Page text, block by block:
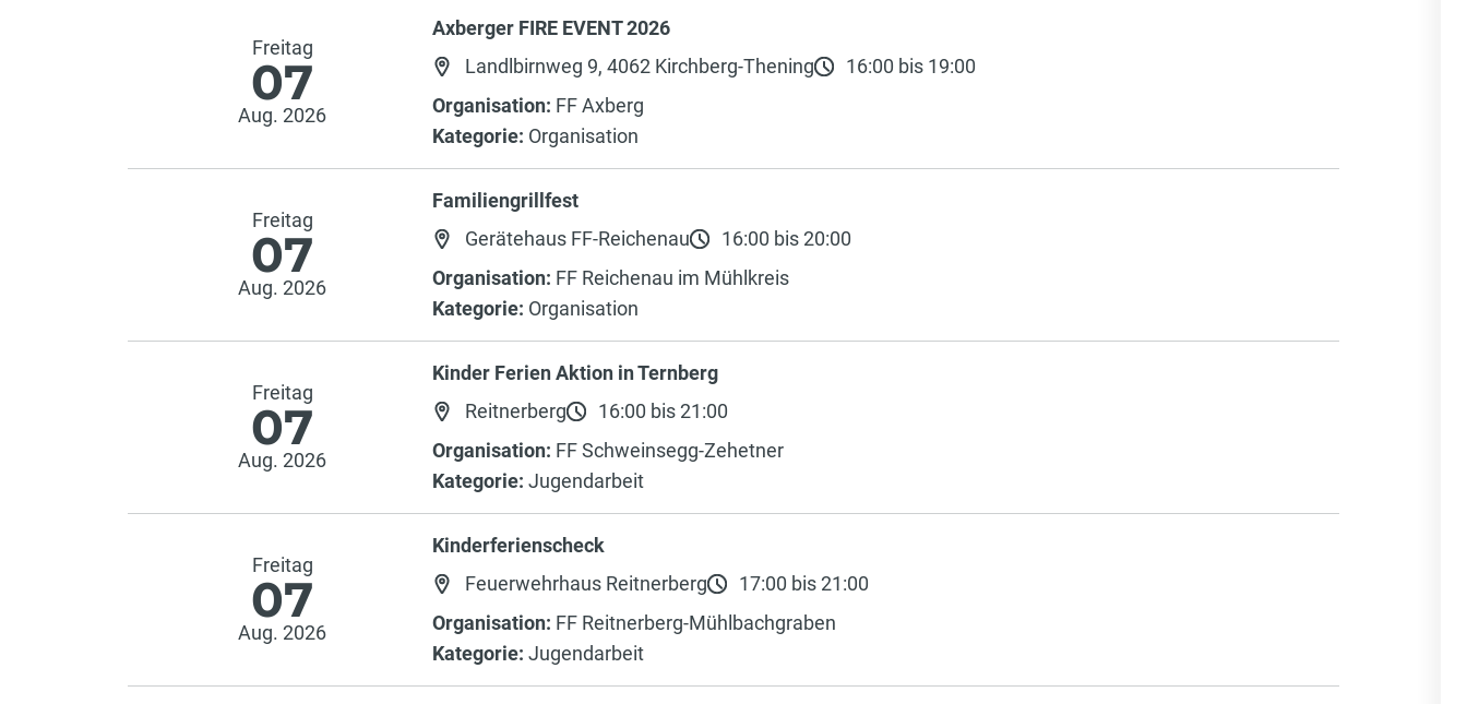
Freitag
07
Aug. 2026
Axberger FIRE EVENT 2026
Landlbirnweg 9, 4062 Kirchberg-Thening
16:00 bis 19:00
Organisation: FF Axberg
Kategorie: Organisation
Freitag
07
Aug. 2026
Familiengrillfest
Gerätehaus FF-Reichenau
16:00 bis 20:00
Organisation: FF Reichenau im Mühlkreis
Kategorie: Organisation
Freitag
07
Aug. 2026
Kinder Ferien Aktion in Ternberg
Reitnerberg
16:00 bis 21:00
Organisation: FF Schweinsegg-Zehetner
Kategorie: Jugendarbeit
Freitag
07
Aug. 2026
Kinderferienscheck
Feuerwehrhaus Reitnerberg
17:00 bis 21:00
Organisation: FF Reitnerberg-Mühlbachgraben
Kategorie: Jugendarbeit